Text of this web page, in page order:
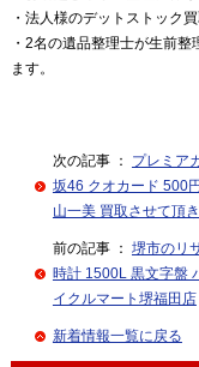
・法人様のデットストック
・2名の遺品整理士が生前
ます。
次の記事 ： プレミア
坂46 クオカード 500
山一美 買取させて頂
前の記事 ： 堺市のリ
時計 1500L 黒文字盤
イクルマート堺福田店
新着情報一覧に戻る